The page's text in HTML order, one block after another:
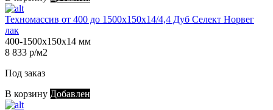
Техномассив от 400 до 1500х150х14/4,4 Дуб Селект Норвег
лак
400-1500х150х14 мм
8 833 р/м2
Под заказ
В корзину Добавлен